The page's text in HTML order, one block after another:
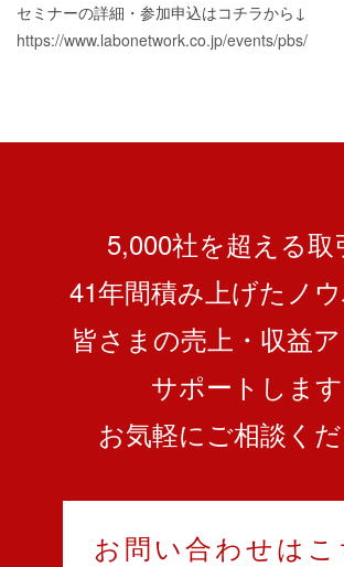
セミナーの詳細・参加申込はコチラから↓
https://www.labonetwork.co.jp/events/pbs/
5,000社を超える取
41年間積み上げたノ
皆さまの売上・収益
サポートします
お気軽にご相談く
お問い合わせはこ